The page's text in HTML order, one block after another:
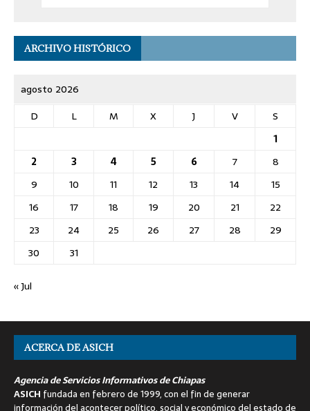
ARCHIVO HISTÓRICO
agosto 2026
D
L M X J V
S
1
2
3 4 5 6 7
8
9
10 11 12 13 14
15
16
17 18 19 20 21
22
23
24 25 26 27 28
29
30
31
« Jul
ACERCA DE ASICH
Agencia de Servicios Informativos de Chiapas
ASICH fundada en febrero de 1999, con el fin de generar